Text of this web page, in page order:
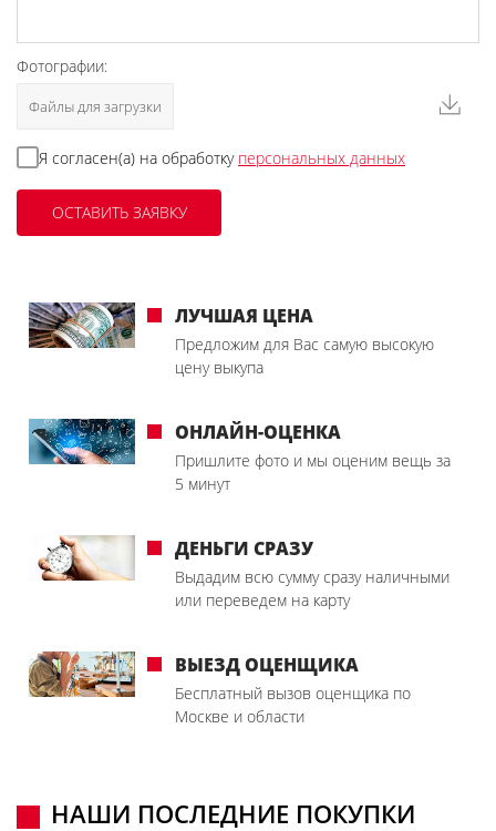
Фотографии:
Файлы для загрузки
Я согласен(а) на обработку персональных данных
ЛУЧШАЯ ЦЕНА
Предложим для Вас самую высокую
цену выкупа
ОНЛАЙН-ОЦЕНКА
Пришлите фото и мы оценим вещь за
5 минут
ДЕНЬГИ СРАЗУ
Выдадим всю сумму сразу наличными
или переведем на карту
ВЫЕЗД ОЦЕНЩИКА
Бесплатный вызов оценщика по
Москве и области
НАШИ ПОСЛЕДНИЕ ПОКУПКИ